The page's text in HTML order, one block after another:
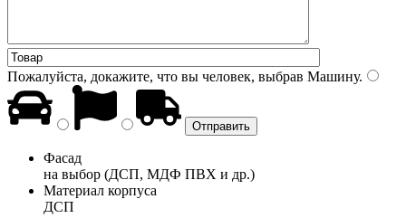
Пожалуйста, докажите, что вы человек, выбрав Машину.
Фасад
на выбор (ДСП, МДФ ПВХ и др.)
Материал корпуса
ДСП